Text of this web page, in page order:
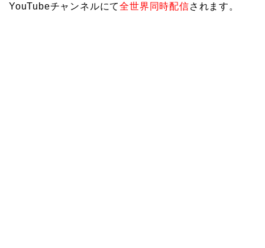
YouTubeチャンネルにて全世界同時配信されます。